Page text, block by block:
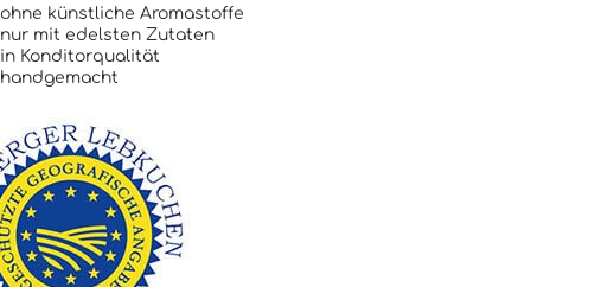
ohne künstliche Aromastoffe
nur mit edelsten Zutaten
in Konditorqualität
handgemacht